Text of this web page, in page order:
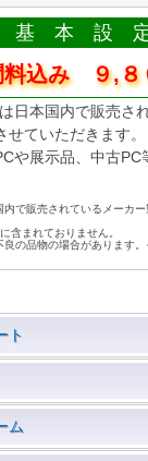
本 設
料込み ９,８
日本国内で販売さ
ていただきます。
や展示品、中古
で販売されているメーカー
まれておりません。
の品物の場合があります
ト
ム